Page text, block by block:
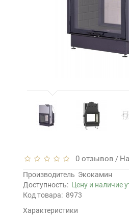
0 отзывов /
Производитель Экокамин
Доступность: Цену и наличие
Код товара: 8973
Характеристики